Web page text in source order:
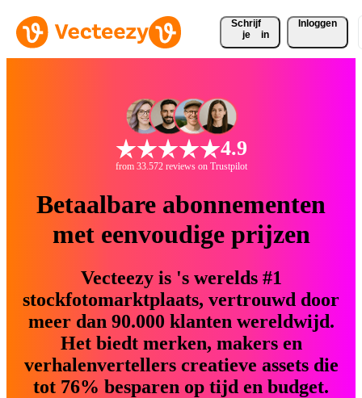
Schrijf
je
in
Inloggen
4.9
from 33.572 reviews on Trustpilot
Betaalbare abonnementen
met eenvoudige prijzen
Vecteezy is 's werelds #1
stockfotomarktplaats, vertrouwd door
meer dan 90.000 klanten wereldwijd.
Het biedt merken, makers en
verhalenvertellers creatieve assets die
tot 76% besparen op tijd en budget.